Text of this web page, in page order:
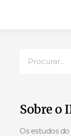
Sobre o
Os estudos